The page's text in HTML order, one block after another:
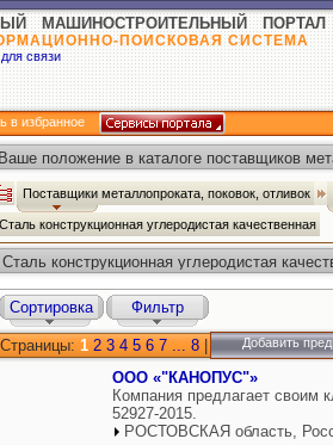
МАШИНОСТРОИТЕЛЬНЫЙ ПОРТАЛ
ПОИСКОВАЯ СИСТЕМА
связи
в избранное
Ваше положение в каталоге поставщиков
Поставщики металлопроката, поковок, отливок
Сталь конструкционная углеродистая качественная
Сталь конструкционная углеродистая
поковок, отливок
Сортировка
Фильтр
Страницы: 1 2 3 4 5 6 7 ... 8 Добавить
ООО «"КАНОПУС"»
Компания предлагает своим
52927-2015.
РОСТОВСКАЯ область,